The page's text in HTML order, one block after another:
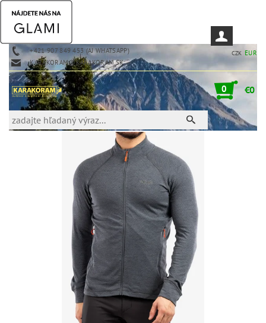
+421 907 849 453 (AJ WHATSAPP)
KARAKORAM@KARAKORAM.SK
CZK EUR
0 €0